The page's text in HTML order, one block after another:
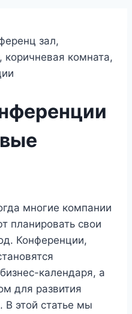
многие компании
планировать свои
Конференции,
календаря, а
для развития
В этой статье мы